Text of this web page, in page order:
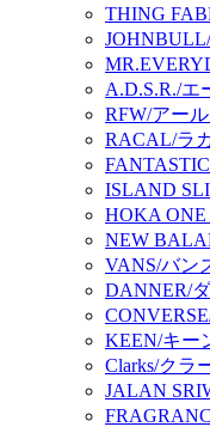
THING
A.D.S.R./エ
RFW/アー
RACAL/ラ
ISLAND
HOKA
NEW
VANS/バン
DANNER/
KEEN/キー
Clarks/クラ
JALAN